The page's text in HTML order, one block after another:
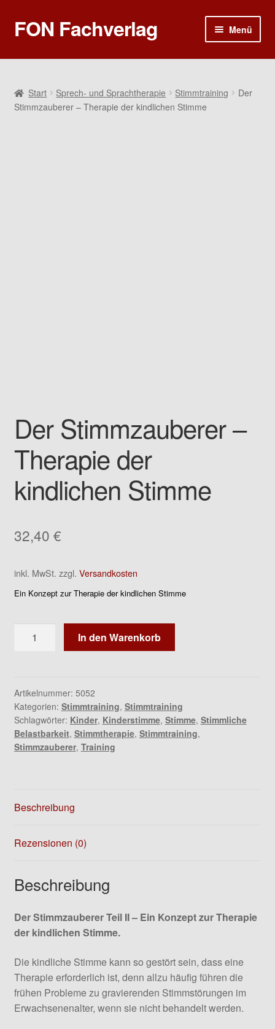
Zur
Navigation
Zum
Inhalt
FON Fachverlag Menü
Home
Sprech- und Sprachtherapie
Start Sprech- und Sprachtherapie Stimmtraining
Der
Stimmzauberer – Therapie der kindlichen Stimme
Der Stimmzauberer –
Therapie der
kindlichen Stimme
32,40 €
inkl. MwSt. zzgl. Versandkosten
Ein Konzept zur Therapie der kindlichen Stimme
Stimmzauberer
der
kindlichen
Stimme
Menge
In den Warenkorb
Artikelnummer: 5052
Kategorien: Stimmtraining, Stimmtraining
Schlagwörter: Kinder, Kinderstimme, Stimme, Stimmliche
Belastbarkeit, Stimmtherapie, Stimmtraining,
Stimmzauberer, Training
Beschreibung
Rezensionen (0)
Beschreibung
Der Stimmzauberer Teil II – Ein Konzept zur Therapie
der kindlichen Stimme.
Die kindliche Stimme kann so gestört sein, dass eine
Therapie erforderlich ist, denn allzu häufig führen die
frühen Probleme zu gravierenden Stimmstörungen im
Erwachsenenalter, wenn sie nicht behandelt werden.